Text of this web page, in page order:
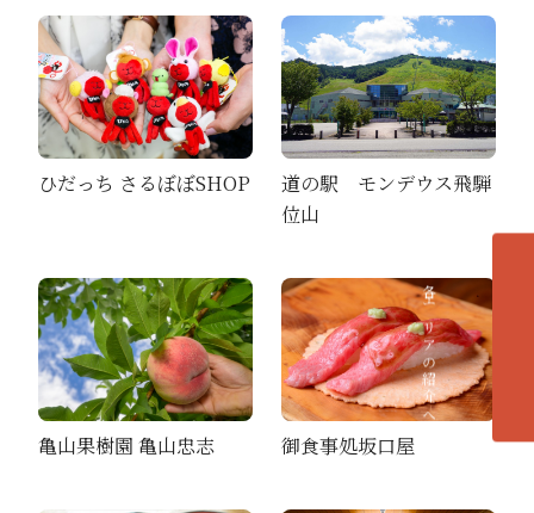
ひだっち さるぼぼSHOP
道の駅 モンデウス飛騨
位山
亀山果樹園 亀山忠志 御食事処坂口屋
各エリアの紹介へ